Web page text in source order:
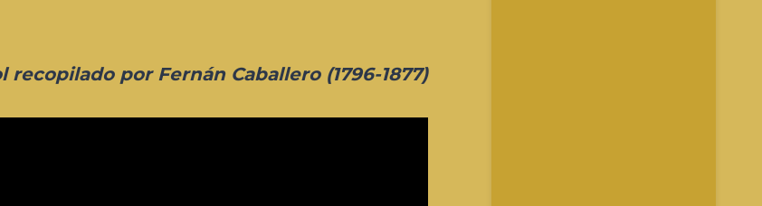
por Fernán Caballero (1796-1877)